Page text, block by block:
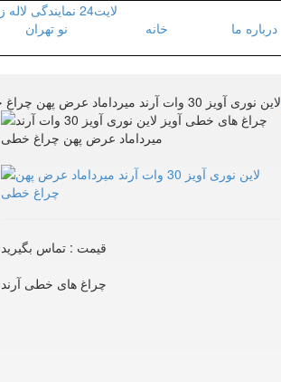
خانه درباره ما
لاین نوری آویز 30 وات آرند میرداماد عرض پهن چراغ خطی
قیمت : تماس بگیرید
چراغ های خطی آرند